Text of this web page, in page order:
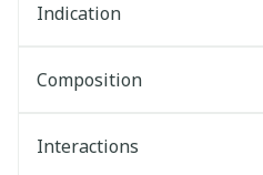
Indication
Composition
Interactions